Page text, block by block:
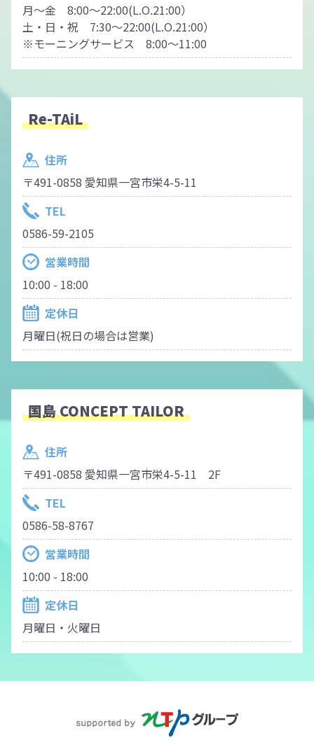
月～金 8:00～22:00(L.O.21:00）
土・日・祝 7:30～22:00(L.O.21:00）
※モーニングサービス 8:00～11:00
Re-TAiL
住所
〒491-0858 愛知県一宮市栄4-5-11
TEL
0586-59-2105
営業時間
10:00 - 18:00
定休日
月曜日(祝日の場合は営業)
国島 CONCEPT TAILOR
住所
〒491-0858 愛知県一宮市栄4-5-11 2F
TEL
0586-58-8767
営業時間
10:00 - 18:00
定休日
月曜日・火曜日